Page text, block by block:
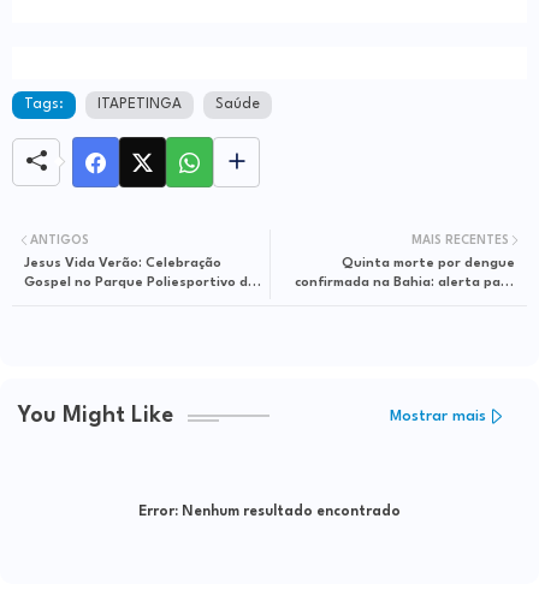
Tags: ITAPETINGA Saúde
MAIS RECENTES
Quinta morte por dengue
confirmada na Bahia: alerta para
ANTIGOS
Jesus Vida Verão: Celebração
Gospel no Parque Poliesportivo da
You Might Like Mostrar mais
Error: Nenhum resultado encontrado